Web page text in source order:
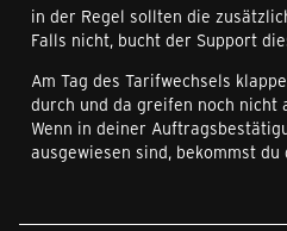
in der Regel sollten die
Falls nicht, bucht der Support
Am Tag des Tarifwechsels
durch und da greifen noch nicht
Wenn in deiner
ausgewiesen sind, bekommst